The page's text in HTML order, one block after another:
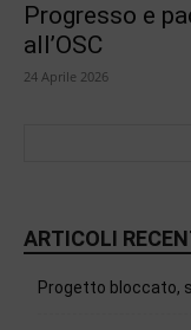
Progresso e
all’OSC
24 Aprile 2026
ARTICOLI
Progetto bloccato,